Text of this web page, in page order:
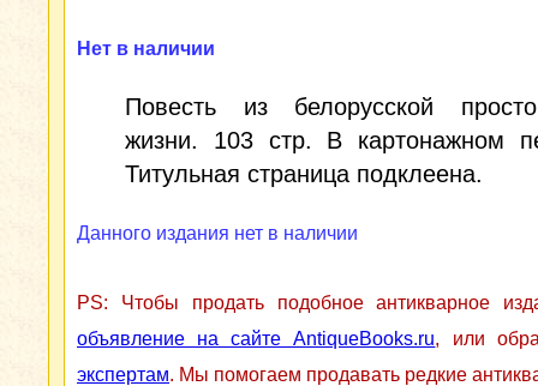
Нет в наличии
Повесть из белорусской
жизни. 103 стр. В картонажном
Титульная страница подклеена.
Данного издания нет в наличии
PS: Чтобы продать подобное антикварное
объявление на сайте AntiqueBooks.ru, или
экспертам. Мы помогаем продавать редкие